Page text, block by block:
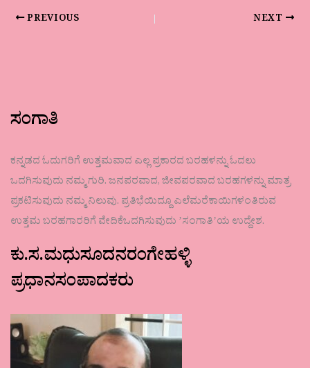
PREVIOUS NEXT
ಸಂಗಾತಿ
ಕನ್ನಡದ ಓದುಗರಿಗೆ ಉತ್ತಮವಾದ ಎಲ್ಲ ಪ್ರಕಾರದ ಬರಹಳನ್ನು ಓದಲು
ಒದಗಿಸುವುದು ನಮ್ಮ ಗುರಿ. ಜನಪರವಾದ, ಜೀವಪರವಾದ ಬರಹಗಳನ್ನು ಮಾತ್ರ
ಪ್ರಕಟಿಸುವುದು ನಮ್ಮ ನಿಲುವು. ಪ್ರತಿಭೆಯಿದ್ದೂ ಎಲೆಮರೆಕಾಯಿಗಳಂತಿರುವ
ಉತ್ತಮ ಬರಹಗಾರರಿಗೆ ವೇದಿಕೆಒದಗಿಸುವುದು ʼಸಂಗಾತಿʼಯ ಉದ್ದೇಶ.
ಕು.ಸ.ಮಧುಸೂದನರಂಗೇಹಳ್ಳಿ
ಪ್ರಧಾನಸಂಪಾದಕರು